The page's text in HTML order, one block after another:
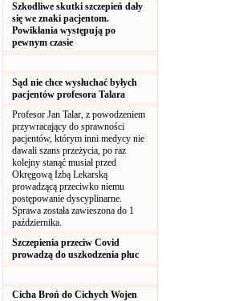
Szkodliwe skutki szczepień dały
się we znaki pacjentom.
Powikłania występują po
pewnym czasie
Sąd nie chce wysłuchać byłych
pacjentów profesora Talara
Profesor Jan Talar, z powodzeniem
przywracający do sprawności
pacjentów, którym inni medycy nie
dawali szans przeżycia, po raz
kolejny stanąć musiał przed
Okręgową Izbą Lekarską
prowadzącą przeciwko niemu
postępowanie dyscyplinarne.
Sprawa została zawieszona do 1
października.
Szczepienia przeciw Covid
prowadzą do uszkodzenia płuc
Cicha Broń do Cichych Wojen